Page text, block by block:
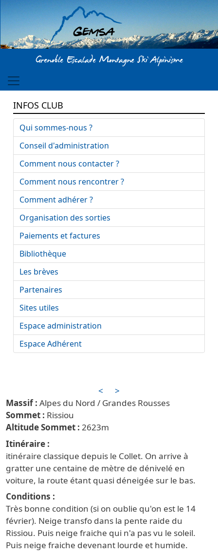
Aller au contenu principal
Grenoble Escalade Montagne Ski Alpinisme
<
>
Alpes du Nord / Grandes Rousses
Rissiou
2623
Itinéraire
itinéraire classique depuis le Collet. On arrive à
gratter une centaine de mètre de dénivelé en
voiture, la route étant quasi déneigée sur le bas.
Conditions
Très bonne condition (si on oublie qu'on est le 14
février). Neige transfo dans la pente raide du
Rissiou. Puis neige fraiche qui n'a pas vu le soleil.
Puis neige fraiche devenant lourde et humide.
INFOS CLUB
Qui sommes-nous ?
Conseil d'administration
Comment nous contacter ?
Comment nous rencontrer ?
Comment adhérer ?
Organisation des sorties
Paiements et factures
Bibliothèque
Les brèves
Partenaires
Sites utiles
Espace administration
Espace Adhérent